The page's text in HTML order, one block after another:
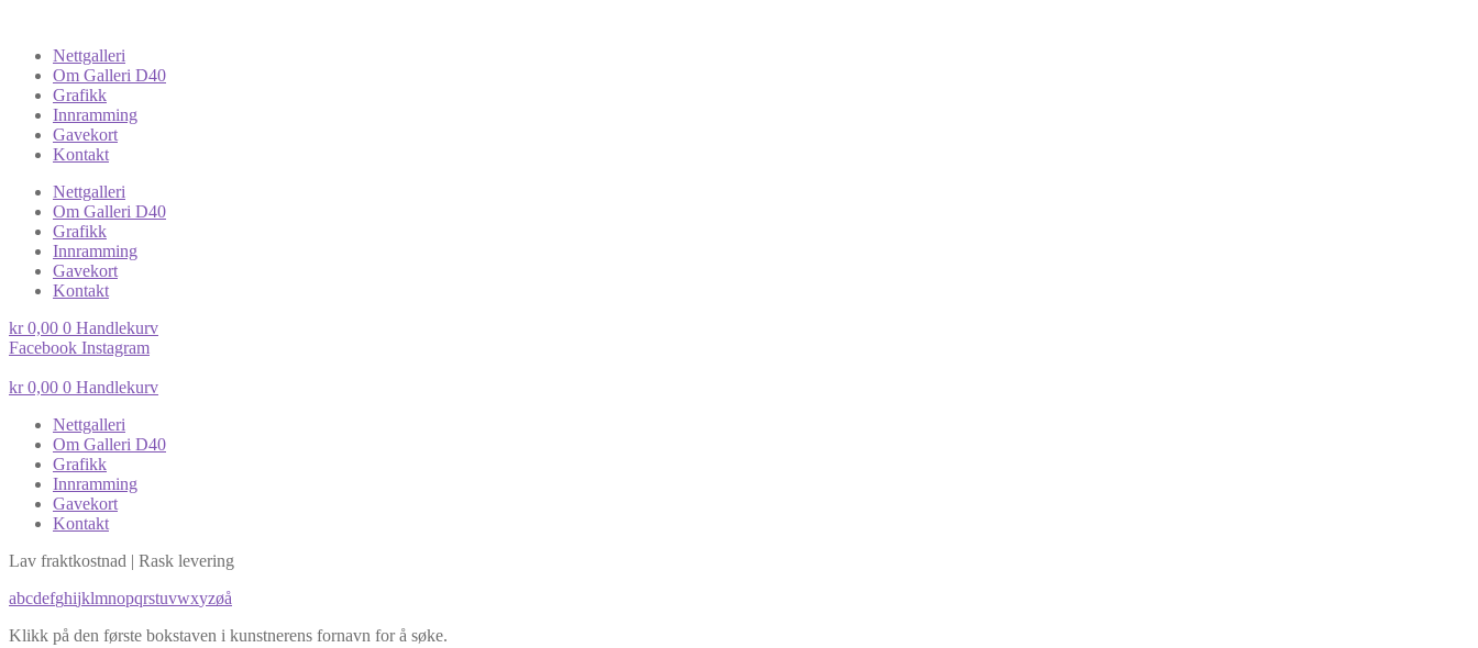
Nettgalleri
Om Galleri D40
Grafikk
Innramming
Gavekort
Kontakt
Nettgalleri
Om Galleri D40
Grafikk
Innramming
Gavekort
Kontakt
kr0,00 0 Handlekurv
Facebook Instagram
kr0,00 0 Handlekurv
Nettgalleri
Om Galleri D40
Grafikk
Innramming
Gavekort
Kontakt
Lav fraktkostnad | Rask levering
abcdefghijklmnopqrstuvwxyzøå
Klikk på den første bokstaven i kunstnerens fornavn for å søke.